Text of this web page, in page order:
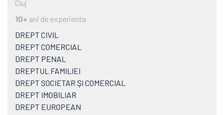
Cluj
10+ ani de experienta
DREPT CIVIL
DREPT COMERCIAL
DREPT PENAL
DREPTUL FAMILIEI
DREPT SOCIETAR ŞI COMERCIAL
DREPT IMOBILIAR
DREPT EUROPEAN